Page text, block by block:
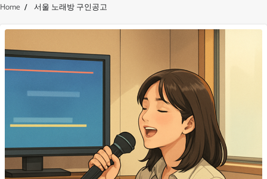
Home 서울 노래방 구인공고